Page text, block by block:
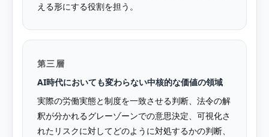
える形にする役割を担う。
第三層
AI時代においても変わらない中核的な価値の領域
実際の労働実態と制度を一致させる判断、法令の解
釈が分かれるグレーゾーンでの意思決定、可視化さ
れたリスクに対してどのように対処するかの判断、